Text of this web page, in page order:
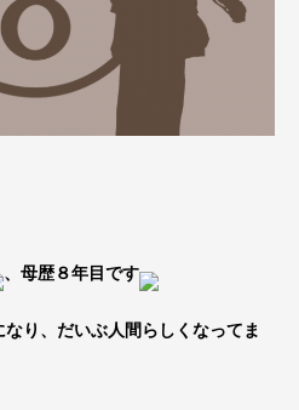
、母歴８年目です
なり、だいぶ人間らしくなってま